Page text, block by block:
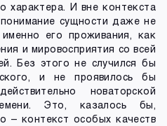
характера. И вне контекста
сущности даже не
его проживания, как
и мировосприятия со всей
Без этого не случился бы
и не проявилось бы
новаторской
Это, казалось бы,
– контекст особых качеств